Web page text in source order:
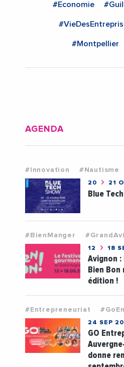
#Economie
#Montpellier
AGENDA
#Innovation #Nautisme
20 21
Blue
#BienManger
12 18
Avignon
Bien
édition !
#Entrepreneuriat
24 SEP
GO
donne